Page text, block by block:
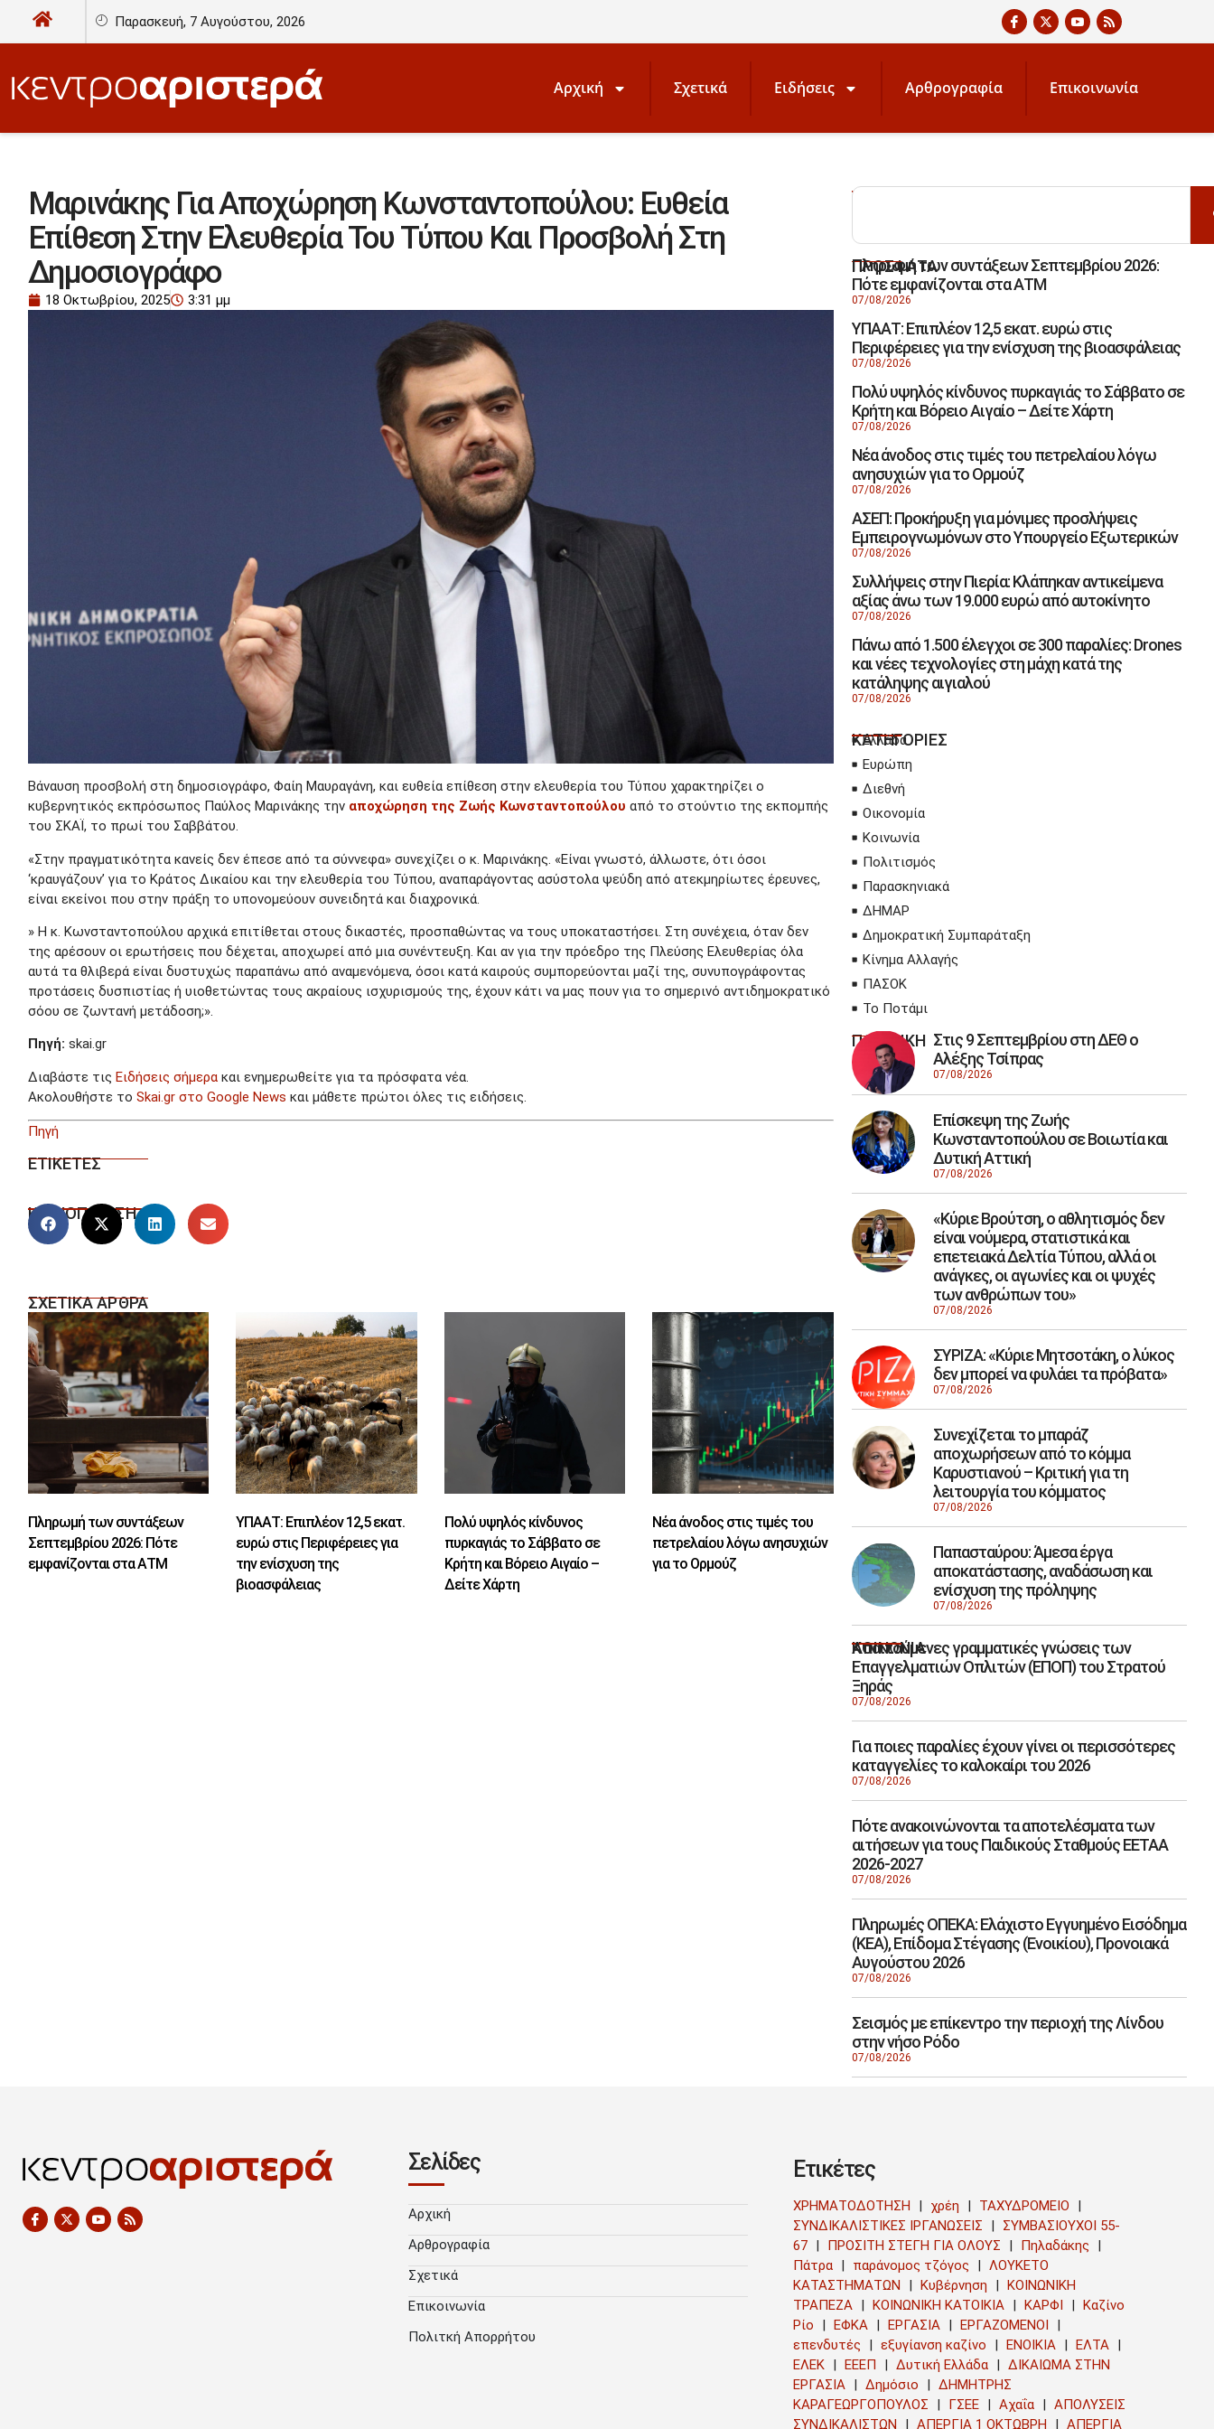
Παρασκευή, 7 Αυγούστου, 2026
Αρχική Σχετικά Ειδήσεις Αρθρογραφία Επικοινωνία
Μαρινάκης Για Αποχώρηση Κωνσταντοπούλου: Ευθεία
Επίθεση Στην Ελευθερία Του Τύπου Και Προσβολή Στη
Δημοσιογράφο
18 Οκτωβρίου, 2025 3:31 μμ
Βάναυση προσβολή στη δημοσιογράφο, Φαίη Μαυραγάνη, και ευθεία επίθεση στην ελευθερία του Τύπου χαρακτηρίζει ο
κυβερνητικός εκπρόσωπος Παύλος Μαρινάκης την αποχώρηση της Ζωής Κωνσταντοπούλου από το στούντιο της εκπομπής
του ΣΚΑΪ, το πρωί του Σαββάτου.
«Στην πραγματικότητα κανείς δεν έπεσε από τα σύννεφα» συνεχίζει ο κ. Μαρινάκης. «Είναι γνωστό, άλλωστε, ότι όσοι
‘κραυγάζουν’ για το Κράτος Δικαίου και την ελευθερία του Τύπου, αναπαράγοντας ασύστολα ψεύδη από ατεκμηρίωτες έρευνες,
είναι εκείνοι που στην πράξη το υπονομεύουν συνειδητά και διαχρονικά.
» Η κ. Κωνσταντοπούλου αρχικά επιτίθεται στους δικαστές, προσπαθώντας να τους υποκαταστήσει. Στη συνέχεια, όταν δεν
της αρέσουν οι ερωτήσεις που δέχεται, αποχωρεί από μια συνέντευξη. Και αν για την πρόεδρο της Πλεύσης Ελευθερίας όλα
αυτά τα θλιβερά είναι δυστυχώς παραπάνω από αναμενόμενα, όσοι κατά καιρούς συμπορεύονται μαζί της, συνυπογράφοντας
προτάσεις δυσπιστίας ή υιοθετώντας τους ακραίους ισχυρισμούς της, έχουν κάτι να μας πουν για το σημερινό αντιδημοκρατικό
σόου σε ζωντανή μετάδοση;».
Πηγή: skai.gr
Διαβάστε τις Ειδήσεις σήμερακαι ενημερωθείτε για τα πρόσφατα νέα.
Ακολουθήστε το Skai.gr στο Google News και μάθετε πρώτοι όλες τις ειδήσεις.
Πηγή
ΕΤΙΚΕΤΕΣ
ΚΟΙΝΟΠΟΙΗΣΗ
ΣΧΕΤΙΚΑ ΑΡΘΡΑ
Πληρωμή των συντάξεων
Σεπτεμβρίου 2026: Πότε
εμφανίζονται στα ΑΤΜ
ΥΠΑΑΤ: Επιπλέον 12,5 εκατ.
ευρώ στις Περιφέρειες για
την ενίσχυση της
βιοασφάλειας
Πολύ υψηλός κίνδυνος
πυρκαγιάς το Σάββατο σε
Κρήτη και Βόρειο Αιγαίο –
Δείτε Χάρτη
Νέα άνοδος στις τιμές του
πετρελαίου λόγω ανησυχιών
για το Ορμούζ
ΑΝΑΖΗΤΗΣΗ
ΠΡΟΣΦΑΤΑ
Πληρωμή των συντάξεων Σεπτεμβρίου 2026:
Πότε εμφανίζονται στα ΑΤΜ
07/08/2026
ΥΠΑΑΤ: Επιπλέον 12,5 εκατ. ευρώ στις
Περιφέρειες για την ενίσχυση της βιοασφάλειας
07/08/2026
Πολύ υψηλός κίνδυνος πυρκαγιάς το Σάββατο σε
Κρήτη και Βόρειο Αιγαίο – Δείτε Χάρτη
07/08/2026
Νέα άνοδος στις τιμές του πετρελαίου λόγω
ανησυχιών για το Ορμούζ
07/08/2026
ΑΣΕΠ: Προκήρυξη για μόνιμες προσλήψεις
Εμπειρογνωμόνων στο Υπουργείο Εξωτερικών
07/08/2026
Συλλήψεις στην Πιερία: Κλάπηκαν αντικείμενα
αξίας άνω των 19.000 ευρώ από αυτοκίνητο
07/08/2026
Πάνω από 1.500 έλεγχοι σε 300 παραλίες: Drones
και νέες τεχνολογίες στη μάχη κατά της
κατάληψης αιγιαλού
07/08/2026
ΚΑΤΗΓΟΡΙΕΣ
Ελλάδα
Ευρώπη
Διεθνή
Οικονομία
Κοινωνία
Πολιτισμός
Παρασκηνιακά
ΔΗΜΑΡ
Δημοκρατική Συμπαράταξη
Κίνημα Αλλαγής
ΠΑΣΟΚ
Το Ποτάμι
ΠΟΛΙΤΙΚΗ Στις 9 Σεπτεμβρίου στη ΔΕΘ ο
Αλέξης Τσίπρας
07/08/2026
Επίσκεψη της Ζωής
Κωνσταντοπούλου σε Βοιωτία και
Δυτική Αττική
07/08/2026
«Κύριε Βρούτση, ο αθλητισμός δεν
είναι νούμερα, στατιστικά και
επετειακά Δελτία Τύπου, αλλά οι
ανάγκες, οι αγωνίες και οι ψυχές
των ανθρώπων του»
07/08/2026
ΣΥΡΙΖΑ: «Κύριε Μητσοτάκη, ο λύκος
δεν μπορεί να φυλάει τα πρόβατα»
07/08/2026
Συνεχίζεται το μπαράζ
αποχωρήσεων από το κόμμα
Καρυστιανού – Κριτική για τη
λειτουργία του κόμματος
07/08/2026
Παπασταύρου: Άμεσα έργα
αποκατάστασης, αναδάσωση και
ενίσχυση της πρόληψης
07/08/2026
ΚΟΙΝΩΝΙΑ
Απαιτούμενες γραμματικές γνώσεις των
Επαγγελματιών Οπλιτών (ΕΠΟΠ) του Στρατού
Ξηράς
07/08/2026
Για ποιες παραλίες έχουν γίνει οι περισσότερες
καταγγελίες το καλοκαίρι του 2026
07/08/2026
Πότε ανακοινώνονται τα αποτελέσματα των
αιτήσεων για τους Παιδικούς Σταθμούς ΕΕΤΑΑ
2026-2027
07/08/2026
Πληρωμές ΟΠΕΚΑ: Ελάχιστο Εγγυημένο Εισόδημα
(ΚΕΑ), Επίδομα Στέγασης (Ενοικίου), Προνοιακά
Αυγούστου 2026
07/08/2026
Σεισμός με επίκεντρο την περιοχή της Λίνδου
στην νήσο Ρόδο
07/08/2026
Σελίδες
Αρχική
Αρθρογραφία
Σχετικά
Επικοινωνία
Πολιτκή Απορρήτου
Ετικέτες
ΧΡΗΜΑΤΟΔΟΤΗΣΗ χρέη
ΤΑΧΥΔΡΟΜΕΙΟ
ΣΥΝΔΙΚΑΛΙΣΤΙΚΕΣ ΙΡΓΑΝΩΣΕΙΣ
ΣΥΜΒΑΣΙΟΥΧΟΙ 55-
67
ΠΡΟΣΙΤΗ ΣΤΕΓΗ ΓΙΑ ΟΛΟΥΣ
Πηλαδάκης
Πάτρα
παράνομος τζόγος
ΛΟΥΚΕΤΟ
ΚΑΤΑΣΤΗΜΑΤΩΝ
Κυβέρνηση
ΚΟΙΝΩΝΙΚΗ
ΤΡΑΠΕΖΑ
ΚΟΙΝΩΝΙΚΗ ΚΑΤΟΙΚΙΑ ΚΑΡΦΙ
Καζίνο
Ρίο
ΕΦΚΑ ΕΡΓΑΣΙΑ
ΕΡΓΑΖΟΜΕΝΟΙ
επενδυτές
εξυγίανση καζίνο ΕΝΟΙΚΙΑ
ΕΛΤΑ
ΕΛΕΚ
ΕΕΕΠ Δυτική Ελλάδα
ΔΙΚΑΙΩΜΑ ΣΤΗΝ
ΕΡΓΑΣΙΑ
Δημόσιο
ΔΗΜΗΤΡΗΣ
ΚΑΡΑΓΕΩΡΓΟΠΟΥΛΟΣ
ΓΣΕΕ Αχαΐα
ΑΠΟΛΥΣΕΙΣ
ΣΥΝΔΙΚΑΛΙΣΤΩΝ
ΑΠΕΡΓΙΑ 1 ΟΚΤΩΒΡΗ ΑΠΕΡΓΙΑ